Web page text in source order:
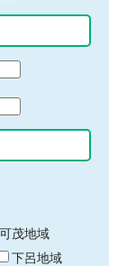
可茂地域
下呂地域